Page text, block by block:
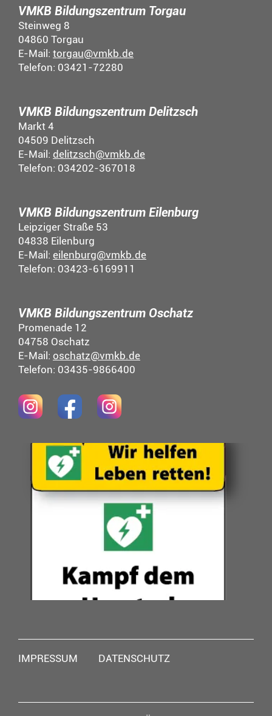
VMKB Bildungszentrum Torgau
Steinweg 8
04860 Torgau
E-Mail: torgau@vmkb.de
Telefon: 03421-72280
VMKB Bildungszentrum Delitzsch
Markt 4
04509 Delitzsch
E-Mail: delitzsch@vmkb.de
Telefon: 034202-367018
VMKB Bildungszentrum Eilenburg
Leipziger Straße 53
04838 Eilenburg
E-Mail: eilenburg@vmkb.de
Telefon: 03423-6169911
VMKB Bildungszentrum Oschatz
Promenade 12
04758 Oschatz
E-Mail: oschatz@vmkb.de
Telefon: 03435-9866400
Navigation
IMPRESSUM DATENSCHUTZ